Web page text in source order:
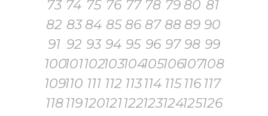
73 74 75 76 77 78 79 80 81
82 83 84 85 86 87 88 89 90
91 92 93 94 95 96 97 98 99
100101102103104105106107108
109110 111 112 113 114 115 116 117
118 119120121122123124125126